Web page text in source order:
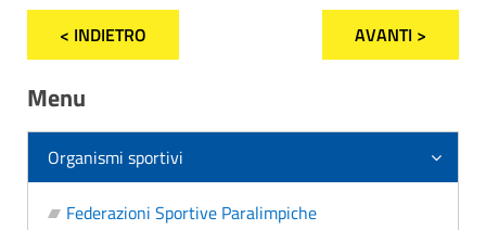
< INDIETRO AVANTI >
Menu
Organismi sportivi
Federazioni Sportive Paralimpiche